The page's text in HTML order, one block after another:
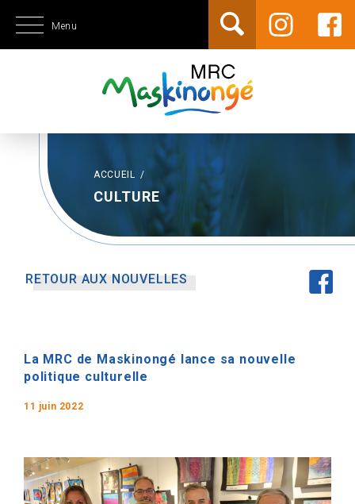
Menu
ACCUEIL /
CULTURE
RETOUR AUX NOUVELLES
La MRC de Maskinongé lance sa nouvelle
politique culturelle
11 juin 2022